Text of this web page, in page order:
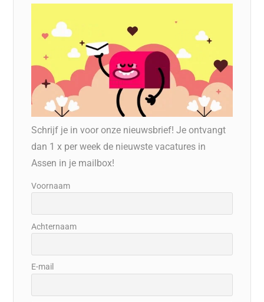
Schrijf je in voor onze nieuwsbrief! Je ontvangt
dan 1 x per week de nieuwste vacatures in
Assen in je mailbox!
Voornaam
Achternaam
E-mail